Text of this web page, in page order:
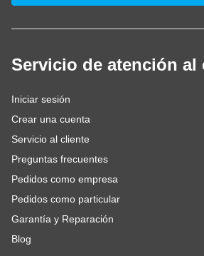
Servicio de atención al
Iniciar sesión
Crear una cuenta
Servicio al cliente
Preguntas frecuentes
Pedidos como empresa
Pedidos como particular
Garantía y Reparación
Blog